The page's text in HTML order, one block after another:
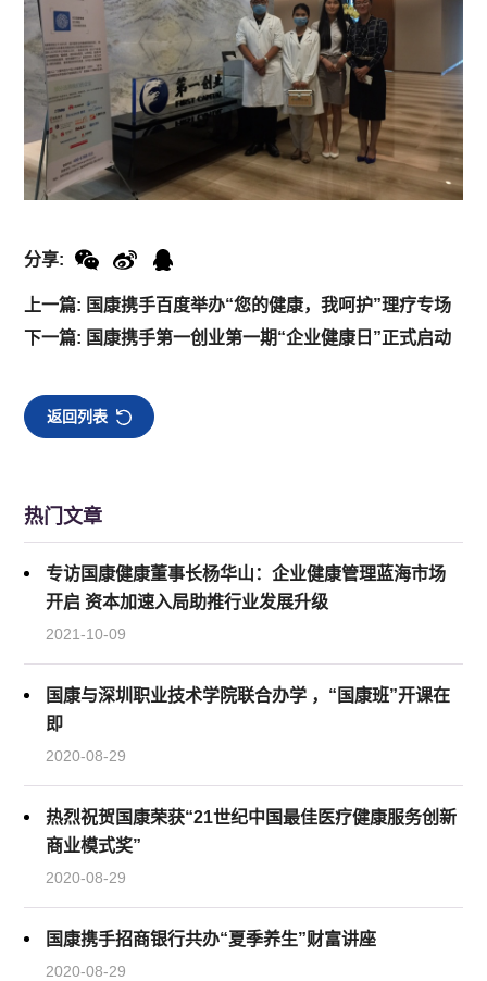
上一篇: 国康携手百度举办“您的健康，我呵护”理疗专场
下一篇: 国康携手第一创业第一期“企业健康日”正式启动
分享:
返回列表
热门文章
专访国康健康董事长杨华山：企业健康管理蓝海市场
开启 资本加速入局助推行业发展升级
2021-10-09
国康与深圳职业技术学院联合办学 ，“国康班”开课在
即
2020-08-29
热烈祝贺国康荣获“21世纪中国最佳医疗健康服务创新
商业模式奖”
2020-08-29
国康携手招商银行共办“夏季养生”财富讲座
2020-08-29